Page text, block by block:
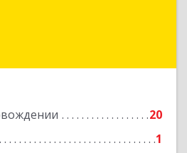
20
1
обл, Климовск г, Советская